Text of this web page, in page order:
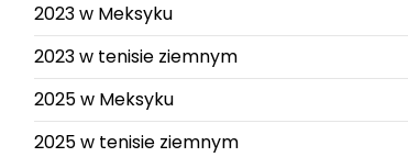
2023 w Meksyku
2023 w tenisie ziemnym
2025 w Meksyku
2025 w tenisie ziemnym